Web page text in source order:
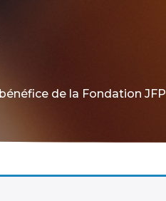
de la Fondation JFP